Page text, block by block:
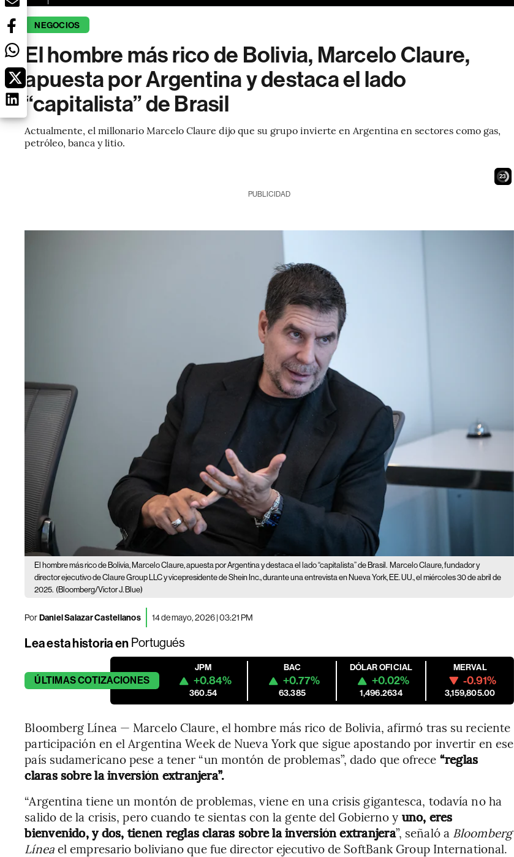
NEGOCIOS
El hombre más rico de Bolivia, Marcelo Claure,
apuesta por Argentina y destaca el lado
“capitalista” de Brasil
Actualmente, el millonario Marcelo Claure dijo que su grupo invierte en Argentina en sectores como gas,
petróleo, banca y litio.
22
PUBLICIDAD
El hombre más rico de Bolivia, Marcelo Claure, apuesta por Argentina y destaca el lado “capitalista” de Brasil. Marcelo Claure, fundador y
director ejecutivo de Claure Group LLC y vicepresidente de Shein Inc., durante una entrevista en Nueva York, EE. UU., el miércoles 30 de abril de
2025. (Bloomberg/Victor J. Blue)
PorDaniel Salazar Castellanos 14 de mayo, 2026 | 03:21 PM
Lea esta historia en Portugués
ÚLTIMASCOTIZACIONES
JPM
+0.84%
360.54
BAC
+0.77%
63.385
DÓLAR OFICIAL
+0.02%
1,496.2634
MERVAL
-0.91%
3,159,805.00
Bloomberg Línea — Marcelo Claure, el hombre más rico de Bolivia, afirmó tras su reciente
participación en el Argentina Week de Nueva York que sigue apostando por invertir en ese
país sudamericano pese a tener “un montón de problemas”, dado que ofrece “reglas
claras sobre la inversión extranjera”.
“Argentina tiene un montón de problemas, viene en una crisis gigantesca, todavía no ha
salido de la crisis, pero cuando te sientas con la gente del Gobierno y uno, eres
bienvenido, y dos, tienen reglas claras sobre la inversión extranjera”, señaló a Bloomberg
Líneael empresario boliviano que fue director ejecutivo de SoftBank Group International.